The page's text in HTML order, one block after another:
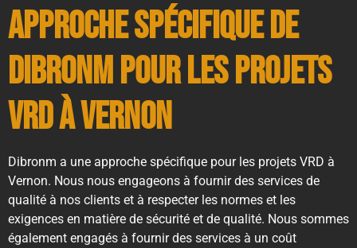
Approche spécifique de
Dibronm pour les projets
VRD à Vernon
Dibronm a une approche spécifique pour les projets VRD à
Vernon. Nous nous engageons à fournir des services de
qualité à nos clients et à respecter les normes et les
exigences en matière de sécurité et de qualité. Nous sommes
également engagés à fournir des services à un coût